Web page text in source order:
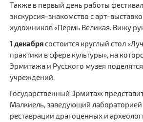
Вход
Главная
Также в первый день работы
экскурсия-знакомство с арт-
художников «Пермь Великая. Вижу
1 декабрясостоится круглый стол
практики в сфере культуры», на
Эрмитажа и Русского музея
учреждений.
Государственный Эрмитаж
Малкиель, заведующий
реставрации драгоценных и